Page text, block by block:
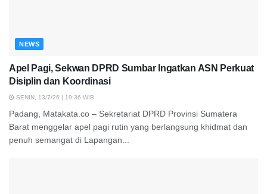
NEWS
Apel Pagi, Sekwan DPRD Sumbar Ingatkan ASN Perkuat
Disiplin dan Koordinasi
SENIN, 13/7/26 | 19:36 WIB
Padang, Matakata.co – Sekretariat DPRD Provinsi Sumatera
Barat menggelar apel pagi rutin yang berlangsung khidmat dan
penuh semangat di Lapangan...